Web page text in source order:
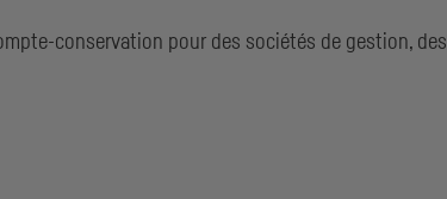
conservation pour des sociétés de gestion, des